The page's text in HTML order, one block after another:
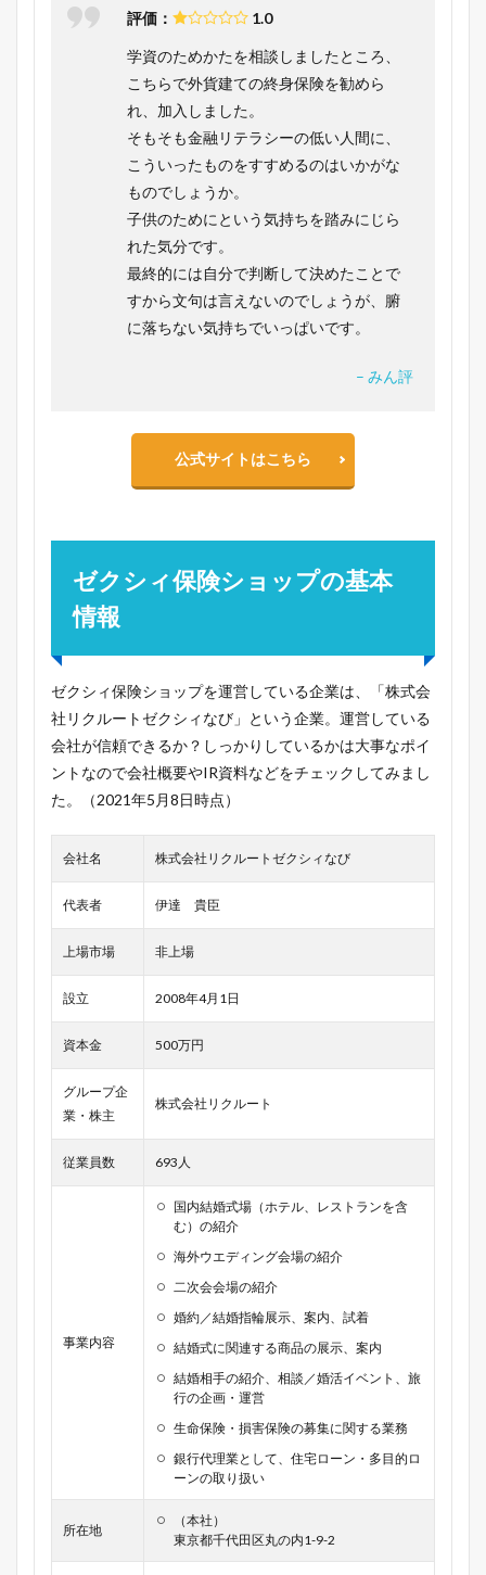
評価： 1.0
学資のためかたを相談しましたところ、
こちらで外貨建ての終身保険を勧めら
れ、加入しました。
そもそも金融リテラシーの低い人間に、
こういったものをすすめるのはいかがな
ものでしょうか。
子供のためにという気持ちを踏みにじら
れた気分です。
最終的には自分で判断して決めたことで
すから文句は言えないのでしょうが、腑
に落ちない気持ちでいっぱいです。
– みん評
公式サイトはこちら
ゼクシィ保険ショップの基本
情報
ゼクシィ保険ショップを運営している企業は、「株式会
社リクルートゼクシィなび」という企業。運営している
会社が信頼できるか？しっかりしているかは大事なポイ
ントなので会社概要やIR資料などをチェックしてみまし
た。（2021年5月8日時点）
会社名 株式会社リクルートゼクシィなび
代表者 伊達 貴臣
上場市場 非上場
設立 2008年4月1日
資本金 500万円
グループ企
業・株主
株式会社リクルート
従業員数 693人
事業内容
国内結婚式場（ホテル、レストランを含
む）の紹介
海外ウエディング会場の紹介
二次会会場の紹介
婚約／結婚指輪展示、案内、試着
結婚式に関連する商品の展示、案内
結婚相手の紹介、相談／婚活イベント、旅
行の企画・運営
生命保険・損害保険の募集に関する業務
銀行代理業として、住宅ローン・多目的ロ
ーンの取り扱い
所在地
（本社）
東京都千代田区丸の内1-9-2